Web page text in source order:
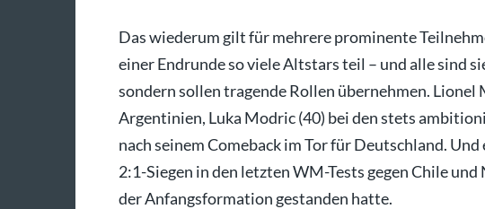
Das wiederum gilt für mehrere prominente
einer Endrunde so viele Altstars teil – und alle sind
sondern sollen tragende Rollen übernehmen.
Argentinien, Luka Modric (40) bei den stets
nach seinem Comeback im Tor für Deutschland.
2:1-Siegen in den letzten WM-Tests gegen Chile
der Anfangsformation gestanden hatte.